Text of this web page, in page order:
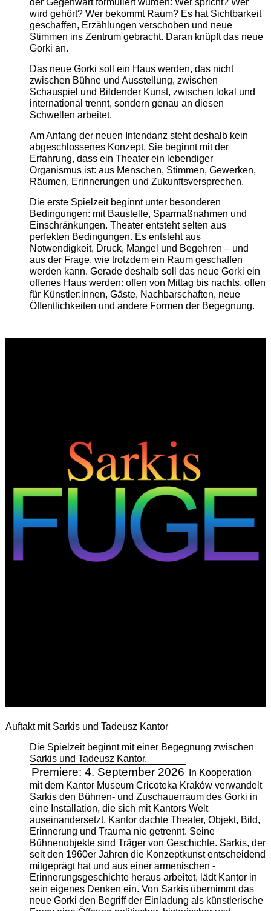
wird gehört? Wer bekommt Raum? Es hat Sichtbarkeit
geschaffen, Erzählungen verschoben und neue
Stimmen ins Zentrum gebracht. Daran knüpft das neue
Gorki an.
Das neue Gorki soll ein Haus werden, das nicht
zwischen Bühne und Ausstellung, zwischen
Schauspiel und Bildender Kunst, zwischen lokal und
international trennt, sondern genau an diesen
Schwellen arbeitet.
Am Anfang der neuen Intendanz steht deshalb kein
abgeschlossenes Konzept. Sie beginnt mit der
Erfahrung, dass ein Theater ein lebendiger
Organismus ist: aus Menschen, Stimmen, Gewerken,
Räumen, Erinnerungen und Zukunftsversprechen.
Die erste Spielzeit beginnt unter besonderen
Bedingungen: mit Baustelle, Sparmaßnahmen und
Einschränkungen. Theater entsteht selten aus
perfekten Bedingungen. Es entsteht aus
Notwendigkeit, Druck, Mangel und Begehren – und
aus der Frage, wie trotzdem ein Raum geschaffen
werden kann. Gerade deshalb soll das neue Gorki ein
offenes Haus werden: offen von Mittag bis nachts, offen
für Künstler:innen, Gäste, Nachbarschaften, neue
Öffentlichkeiten und andere Formen der Begegnung.
Auftakt mit Sarkis und Tadeusz Kantor
Die Spielzeit beginnt mit einer Begegnung zwischen
Sarkisund Tadeusz Kantor.
Premiere: 4. September 2026
In Kooperation
mit dem Kantor Museum Cricoteka Kraków verwandelt
Sarkis den Bühnen- und Zuschauerraum des Gorki in
eine Installation, die sich mit Kantors Welt
auseinandersetzt. Kantor dachte Theater, Objekt, Bild,
Erinnerung und Trauma nie getrennt. Seine
Bühnenobjekte sind Träger von Geschichte. Sarkis, der
seit den 1960er Jahren die Konzeptkunst entscheidend
mitgeprägt hat und aus einer armenischen ­
Erinnerungsgeschichte heraus arbeitet, lädt Kantor in
sein eigenes Denken ein. Von Sarkis übernimmt das
neue Gorki den Begriff der Einladung als künstlerische